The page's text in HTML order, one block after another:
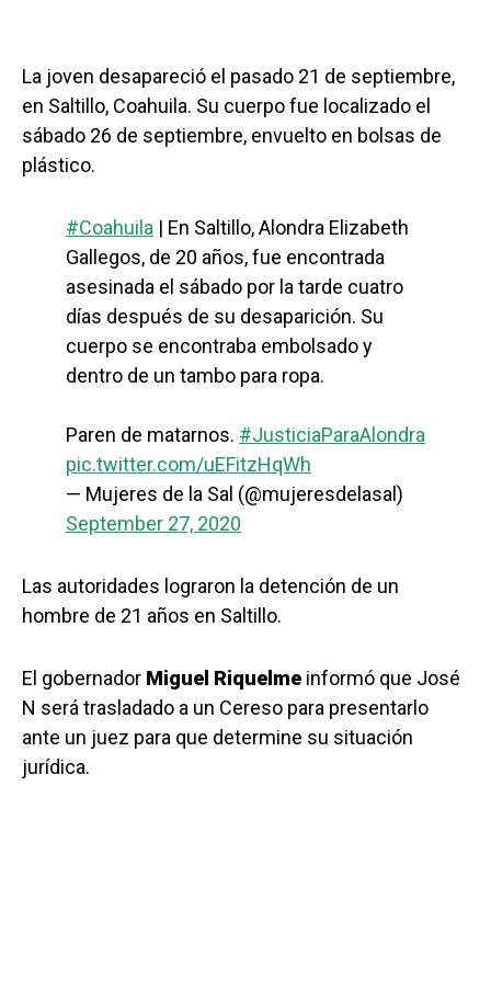
La joven desapareció el pasado 21 de septiembre,
en Saltillo, Coahuila. Su cuerpo fue localizado el
sábado 26 de septiembre, envuelto en bolsas de
plástico.
#Coahuila | En Saltillo, Alondra Elizabeth
Gallegos, de 20 años, fue encontrada
asesinada el sábado por la tarde cuatro
días después de su desaparición. Su
cuerpo se encontraba embolsado y
dentro de un tambo para ropa.
Paren de matarnos. #JusticiaParaAlondra
pic.twitter.com/uEFitzHqWh
— Mujeres de la Sal (@mujeresdelasal)
September 27, 2020
Las autoridades lograron la detención de un
hombre de 21 años en Saltillo.
El gobernador Miguel Riquelme informó que José
N será trasladado a un Cereso para presentarlo
ante un juez para que determine su situación
jurídica.